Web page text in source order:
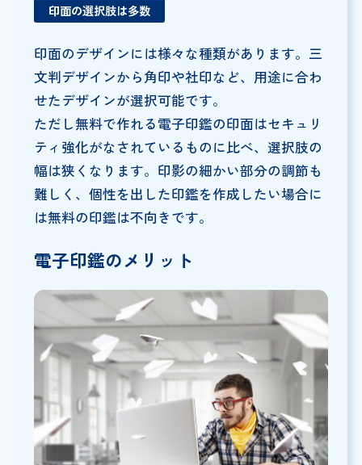
印面の選択肢は多数
印面のデザインには様々な種類があります。三
文判デザインから角印や社印など、用途に合わ
せたデザインが選択可能です。
ただし無料で作れる電子印鑑の印面はセキュリ
ティ強化がなされているものに比べ、選択肢の
幅は狭くなります。印影の細かい部分の調節も
難しく、個性を出した印鑑を作成したい場合に
は無料の印鑑は不向きです。
電子印鑑のメリット